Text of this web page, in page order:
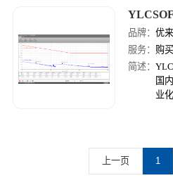
通
品牌：优
服务： 购买
简述：
国
业
年
性
时
备
中
上一页 1